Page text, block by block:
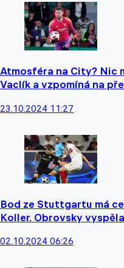
Atmosféra na City? Nic
Vaclík a vzpomíná na
23.10.2024 11:27
Bod ze Stuttgartu má
Koller. Obrovsky
02.10.2024 06:26